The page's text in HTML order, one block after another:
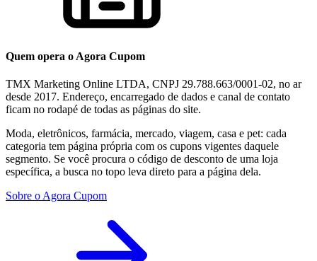
Quem opera o Agora Cupom
TMX Marketing Online LTDA, CNPJ 29.788.663/0001-02, no ar
desde 2017. Endereço, encarregado de dados e canal de contato
ficam no rodapé de todas as páginas do site.
Moda, eletrônicos, farmácia, mercado, viagem, casa e pet: cada
categoria tem página própria com os cupons vigentes daquele
segmento. Se você procura o código de desconto de uma loja
específica, a busca no topo leva direto para a página dela.
Sobre o Agora Cupom